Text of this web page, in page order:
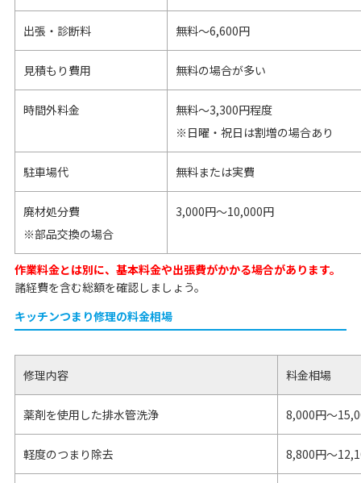
出張・診断料 無料～6,600円
見積もり費用 無料の場合が多い
時間外料金
無料～3,300円程度
※日曜・祝日は割増の場合あり
駐車場代 無料または実費
廃材処分費
※部品交換の場合
3,000円～10,000円
作業料金とは別に、基本料金や出張費がかかる場合があります。
諸経費を含む総額を確認しましょう。
キッチンつまり修理の料金相場
修理内容 料金相場
薬剤を使用した排水管洗浄 8,000円～
軽度のつまり除去 8,800円～